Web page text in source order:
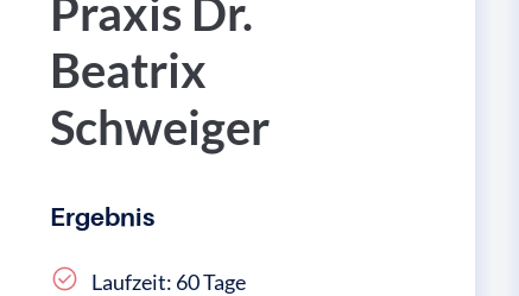
Praxis Dr.
Beatrix
Schweiger
Ergebnis
Laufzeit: 60 Tage